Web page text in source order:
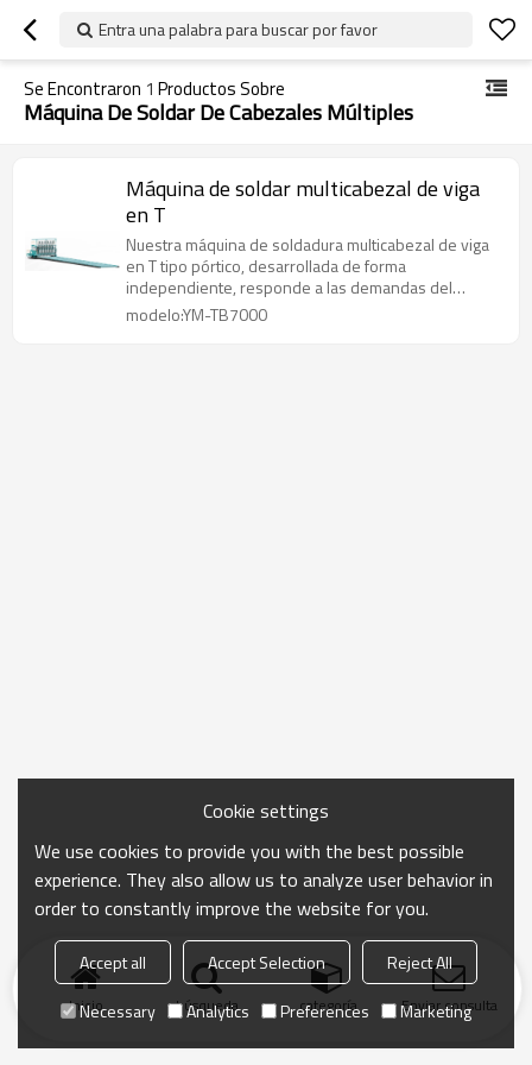
Entra una palabra para buscar por favor
Se Encontraron 1 Productos Sobre
Máquina De Soldar De Cabezales Múltiples
Máquina de soldar multicabezal de viga
en T
Nuestra máquina de soldadura multicabezal de viga
en T tipo pórtico, desarrollada de forma
independiente, responde a las demandas del
mercado al incorporar las ventajas de sus
modelo:YM-TB7000
Inicio búsqueda categoría Enviar consulta
Cookie settings
We use cookies to provide you with the best possible
experience. They also allow us to analyze user behavior in
order to constantly improve the website for you.
Accept all Accept Selection
Reject All
Necessary
Analytics Preferences Marketing